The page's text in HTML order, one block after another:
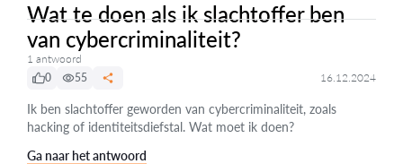
Wat te doen als ik slachtoffer ben
van cybercriminaliteit?
1 antwoord
0
55 16.12.2024
Ik ben slachtoffer geworden van cybercriminaliteit, zoals
hacking of identiteitsdiefstal. Wat moet ik doen?
Ga naar het antwoord